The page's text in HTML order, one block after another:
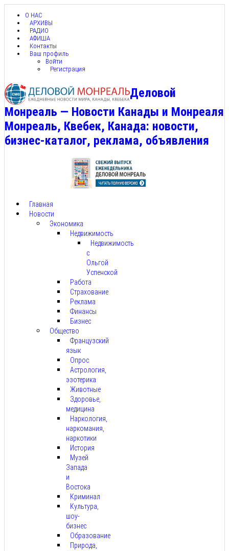
О НАС
АРХИВЫ
РАДИО
АФИША
Контакты
Ваш профиль
Войти
Регистрация
Деловой
Монреаль — Новости Канады и Монреаля
Монреаль, Квебек, Канада: новости,
бизнес-каталог, реклама, объявления
Главная
Новости
Экономика
Недвижимость
Недвижимость
с
Ольгой
Успенской
Работа
Страхование
Реклама
Финансы
Бизнес
Общество
Французский
язык
Опрос
Астрология,
эзотерика
Животные
Здоровье,
медицина
Наркология,
наркомания,
наркотики
История
Музей
Запада
и
Востока
Криминал
Культура,
шоу-
бизнес
Образование
Природа,